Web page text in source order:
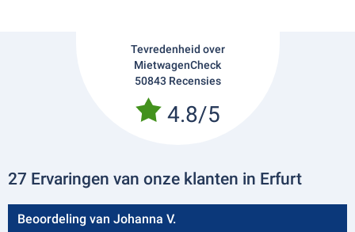
Tevredenheid over
MietwagenCheck
50843 Recensies
4.8/5
27 Ervaringen van onze klanten in Erfurt
Beoordeling van Johanna V.